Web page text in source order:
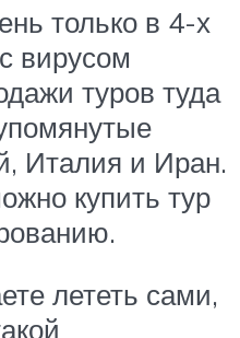
только в 4-х
вирусом
туров туда
Италия и Иран.
купить тур
лететь сами,